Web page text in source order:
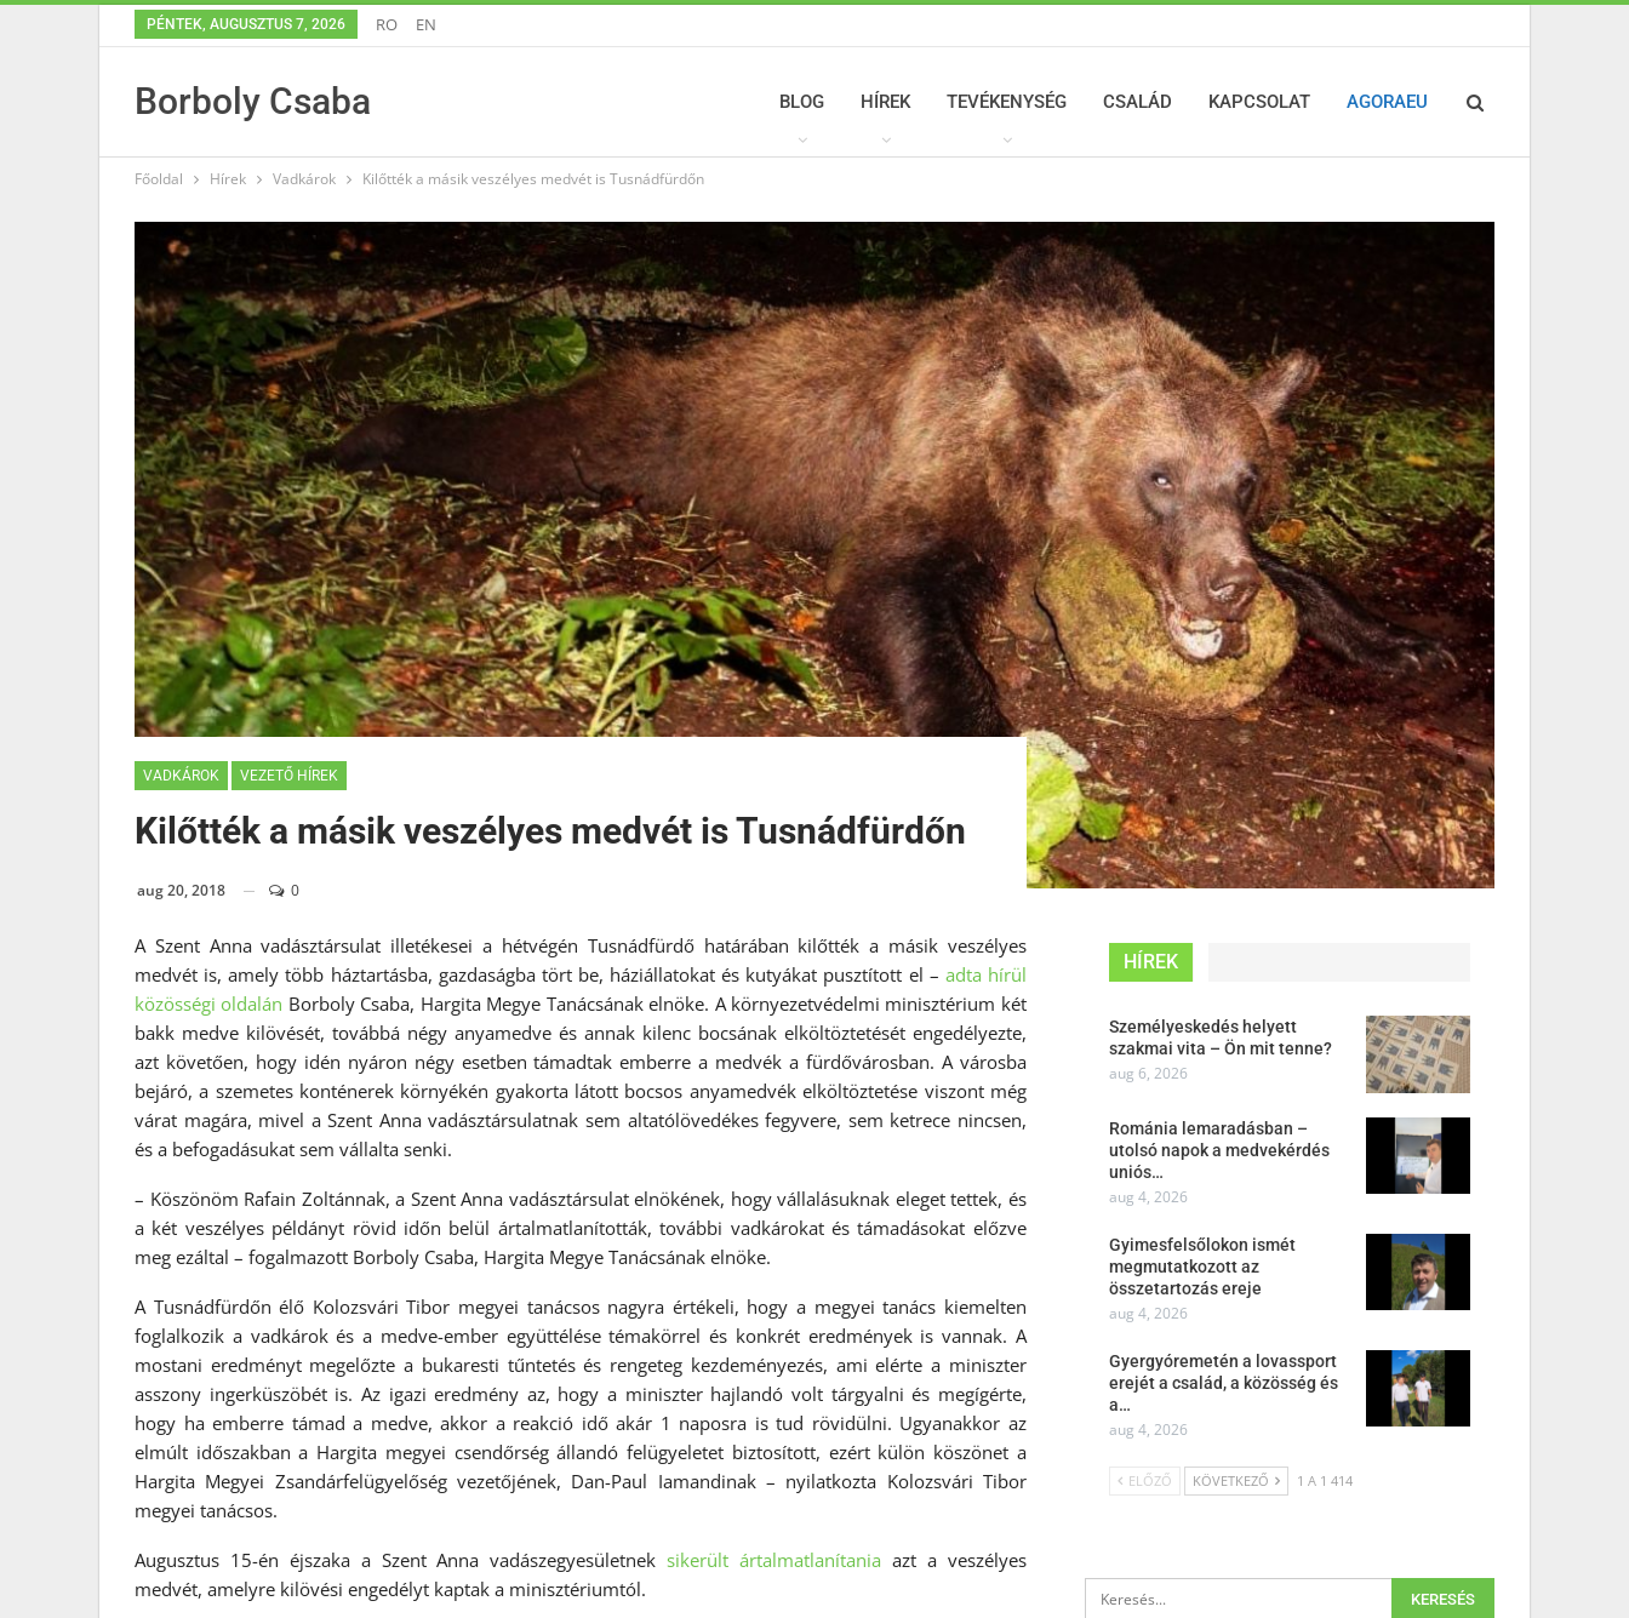
PÉNTEK, AUGUSZTUS 7, 2026 RO EN
Borboly Csaba BLOG HÍREK TEVÉKENYSÉG CSALÁD KAPCSOLAT AGORAEU
Főoldal Hírek Vadkárok Kilőtték a másik veszélyes medvét is Tusnádfürdőn
VADKÁROK VEZETŐ HÍREK
Kilőtték a másik veszélyes medvét is Tusnádfürdőn
aug 20, 2018 0
A Szent Anna vadásztársulat illetékesei a hétvégén Tusnádfürdő határában kilőtték a másik veszélyes
medvét is, amely több háztartásba, gazdaságba tört be, háziállatokat és kutyákat pusztított el – adta hírül
közösségi oldalán Borboly Csaba, Hargita Megye Tanácsának elnöke. A környezetvédelmi minisztérium két
bakk medve kilövését, továbbá négy anyamedve és annak kilenc bocsának elköltöztetését engedélyezte,
azt követően, hogy idén nyáron négy esetben támadtak emberre a medvék a fürdővárosban. A városba
bejáró, a szemetes konténerek környékén gyakorta látott bocsos anyamedvék elköltöztetése viszont még
várat magára, mivel a Szent Anna vadásztársulatnak sem altatólövedékes fegyvere, sem ketrece nincsen,
és a befogadásukat sem vállalta senki.
– Köszönöm Rafain Zoltánnak, a Szent Anna vadásztársulat elnökének, hogy vállalásuknak eleget tettek, és
a két veszélyes példányt rövid időn belül ártalmatlanították, további vadkárokat és támadásokat előzve
meg ezáltal – fogalmazott Borboly Csaba, Hargita Megye Tanácsának elnöke.
A Tusnádfürdőn élő Kolozsvári Tibor megyei tanácsos nagyra értékeli, hogy a megyei tanács kiemelten
foglalkozik a vadkárok és a medve-ember együttélése témakörrel és konkrét eredmények is vannak. A
mostani eredményt megelőzte a bukaresti tűntetés és rengeteg kezdeményezés, ami elérte a miniszter
asszony ingerküszöbét is. Az igazi eredmény az, hogy a miniszter hajlandó volt tárgyalni és megígérte,
hogy ha emberre támad a medve, akkor a reakció idő akár 1 naposra is tud rövidülni. Ugyanakkor az
elmúlt időszakban a Hargita megyei csendőrség állandó felügyeletet biztosított, ezért külön köszönet a
Hargita Megyei Zsandárfelügyelőség vezetőjének, Dan-Paul Iamandinak – nyilatkozta Kolozsvári Tibor
megyei tanácsos.
Augusztus 15-én éjszaka a Szent Anna vadászegyesületneksikerült ártalmatlanítania azt a veszélyes
medvét, amelyre kilövési engedélyt kaptak a minisztériumtól.
HÍREK
Személyeskedés helyett
szakmai vita – Ön mit tenne?
aug 6, 2026
Románia lemaradásban –
utolsó napok a medvekérdés
uniós…
aug 4, 2026
Gyimesfelsőlokon ismét
megmutatkozott az
összetartozás ereje
aug 4, 2026
Gyergyóremetén a lovassport
erejét a család, a közösség és
a…
aug 4, 2026
ELŐZŐ KÖVETKEZŐ 1 A 1 414